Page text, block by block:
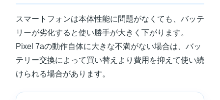
スマートフォンは本体性能に問題がなくても、バッテ
リーが劣化すると使い勝手が大きく下がります。
Pixel 7aの動作自体に大きな不満がない場合は、バッ
テリー交換によって買い替えより費用を抑えて使い続
けられる場合があります。